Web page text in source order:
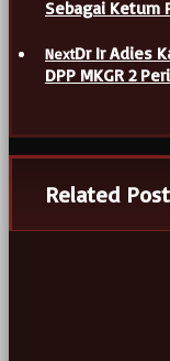
Sebagai Ketum
NextDr Ir Adies
DPP MKGR 2
Related